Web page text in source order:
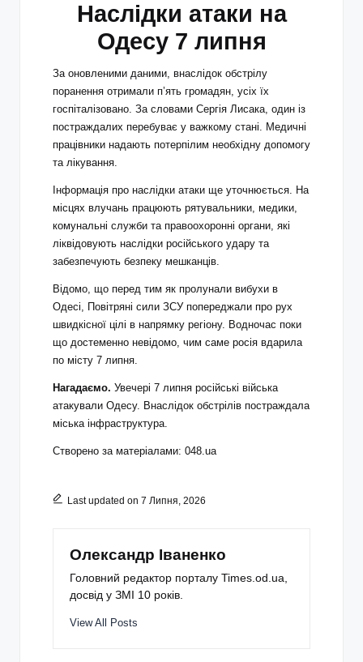
Наслідки атаки на
Одесу 7 липня
За оновленими даними, внаслідок обстрілу
поранення отримали п’ять громадян, усіх їх
госпіталізовано. За словами Сергія Лисака, один із
постраждалих перебуває у важкому стані. Медичні
працівники надають потерпілим необхідну допомогу
та лікування.
Інформація про наслідки атаки ще уточнюється. На
місцях влучань працюють рятувальники, медики,
комунальні служби та правоохоронні органи, які
ліквідовують наслідки російського удару та
забезпечують безпеку мешканців.
Відомо, що перед тим як пролунали вибухи в
Одесі, Повітряні сили ЗСУ попереджали про рух
швидкісної цілі в напрямку регіону. Водночас поки
що достеменно невідомо, чим саме росія вдарила
по місту 7 липня.
Нагадаємо. Увечері 7 липня російські війська
атакували Одесу. Внаслідок обстрілів постраждала
міська інфраструктура.
Створено за матеріалами: 048.ua
Last updated on 7 Липня, 2026
Олександр Іваненко
Головний редактор порталу Times.od.ua,
досвід у ЗМІ 10 років.
View All Posts